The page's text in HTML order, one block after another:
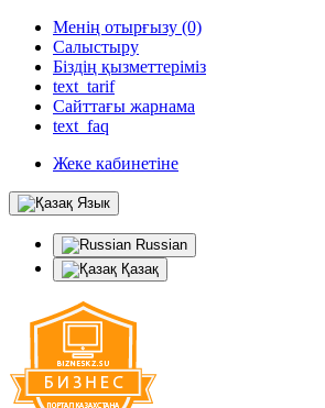
Менің отырғызу (0)
Салыстыру
Біздің қызметтеріміз
text_tarif
Сайттағы жарнама
text_faq
Жеке кабинетіне
Язык
Russian
Қазақ